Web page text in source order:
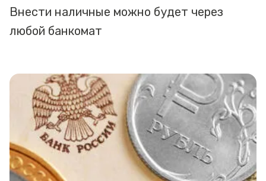
Внести наличные можно будет через
любой банкомат